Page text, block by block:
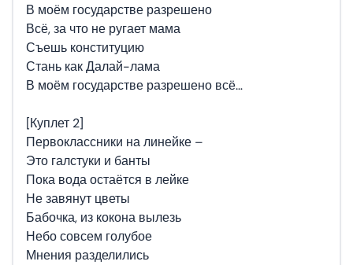
В моём государстве разрешено
Всё, за что не ругает мама
Съешь конституцию
Стань как Далай-лама
В моём государстве разрешено всё…
[Куплет 2]
Первоклассники на линейке –
Это галстуки и банты
Пока вода остаётся в лейке
Не завянут цветы
Бабочка, из кокона вылезь
Небо совсем голубое
Мнения разделились